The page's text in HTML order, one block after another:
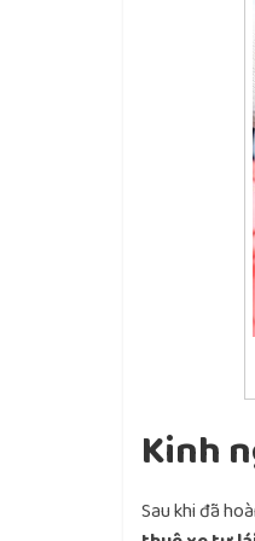
Kinh
Sau khi đã